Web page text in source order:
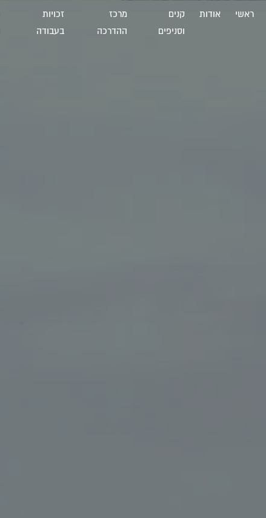
ראשי אודות קנים
וסניפים
מרכז
ההדרכה
זכויות
בעבודה